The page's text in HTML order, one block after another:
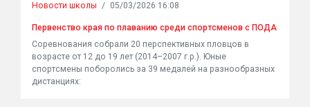
Новости школы / 05/03/2026 16:08
Первенство края по плаванию среди спортсменов с ПОДА
Соревнования собрали 20 перспективных пловцов в
возрасте от 12 до 19 лет (2014–2007 г.р.). Юные
спортсмены поборолись за 39 медалей на разнообразных
дистанциях: